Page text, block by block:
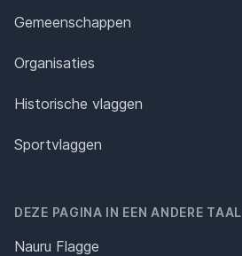
Gemeenschappen
Organisaties
Historische vlaggen
Sportvlaggen
DEZE PAGINA IN EEN ANDERE TAAL
Nauru Flagge